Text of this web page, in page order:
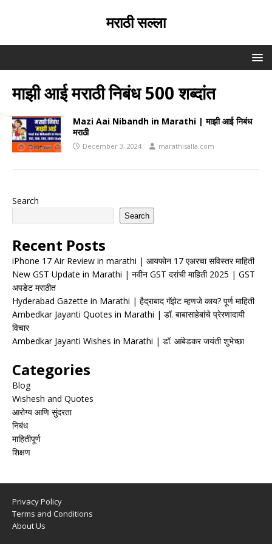
मराठी सल्ला
माझी आई मराठी निबंध 500 शब्दांत
Mazi Aai Nibandh in Marathi | माझी आई निबंध
मराठी
December 3, 2024 marathisalla.com
Search
Search
Recent Posts
iPhone 17 Air Review in marathi | आयफोन 17 एअरचा सविस्तर माहिती
New GST Update in Marathi | नवीन GST दरांची माहिती 2025 | GST
अपडेट मराठीत
Hyderabad Gazette in Marathi | हैद्राबाद गॅझेट म्हणजे काय? पूर्ण माहिती
Ambedkar Jayanti Quotes in Marathi | डॉ. बाबासाहेबांचे प्रेरणादायी
विचार
Ambedkar Jayanti Wishes in Marathi | डॉ. आंबेडकर जयंती शुभेच्छा
Categories
Blog
Wishesh and Quotes
आरोग्य आणि सुंदरता
निबंध
माहितीपूर्ण
शिक्षण
Privacy Policy
Terms and Conditions
About Us